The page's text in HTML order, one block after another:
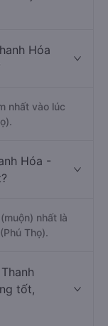
Hóa
nhất vào lúc
Hóa -
nhất là
Thọ).
tốt,